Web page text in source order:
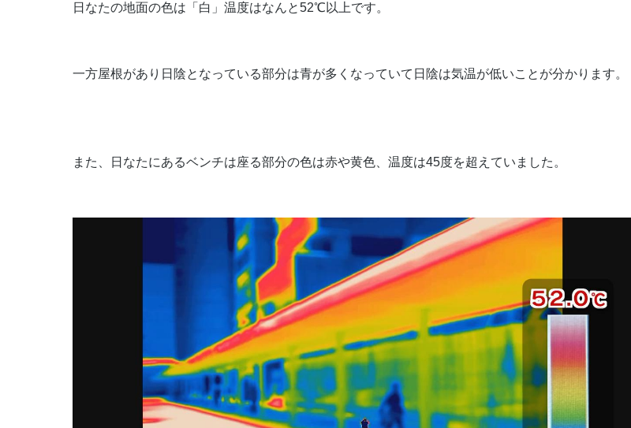
日なたの地面の色は「白」温度はなんと52℃以上です。
一方屋根があり日陰となっている部分は青が多くなっていて日陰は気温が低いことが分かります。
また、日なたにあるベンチは座る部分の色は赤や黄色、温度は45度を超えていました。